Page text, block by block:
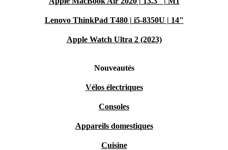
Lenovo ThinkPad T480 | i5-8350U | 14"
Apple Watch Ultra 2 (2023)
Nouveautés
Vélos électriques
Consoles
Appareils domestiques
Cuisine